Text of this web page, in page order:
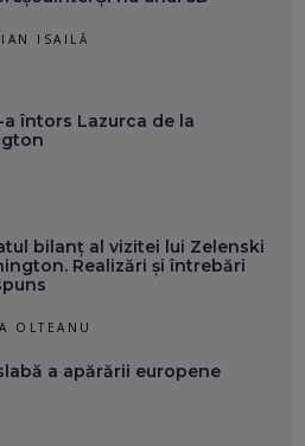
ISAILĂ
a întors Lazurca de la
bilanț al vizitei lui Zelenski
Realizări și întrebări
OLTEANU
a apărării europene